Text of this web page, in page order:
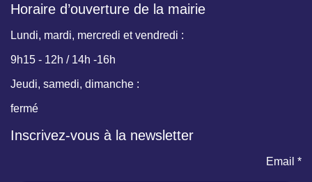
Horaire d’ouverture de la mairie
Lundi, mardi, mercredi et vendredi :
9h15 - 12h / 14h -16h
Jeudi, samedi, dimanche :
fermé
Inscrivez-vous à la newsletter
Email *